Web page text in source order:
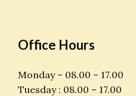
Office Hours
Monday – 08.00 – 17.00
Tuesday : 08.00 – 17.00